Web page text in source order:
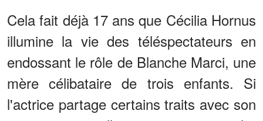
Cela fait déjà 17 ans que Cécilia Hornus
illumine la vie des téléspectateurs en
endossant le rôle de Blanche Marci, une
mère célibataire de trois enfants. Si
l'actrice partage certains traits avec son